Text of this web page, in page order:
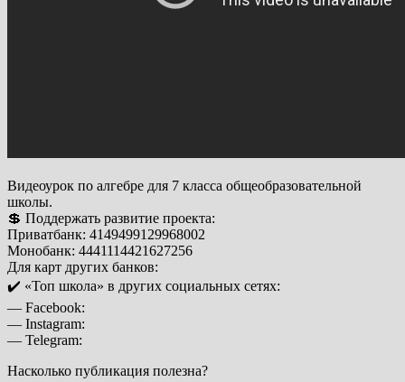
Видеоурок по алгебре для 7 класса общеобразовательной
школы.
💲 Поддержать развитие проекта:
Приватбанк: 4149499129968002
Монобанк: 4441114421627256
Для карт других банков:
✔️ «Топ школа» в других социальных сетях:
— Facebook:
— Instagram:
— Telegram:
Насколько публикация полезна?